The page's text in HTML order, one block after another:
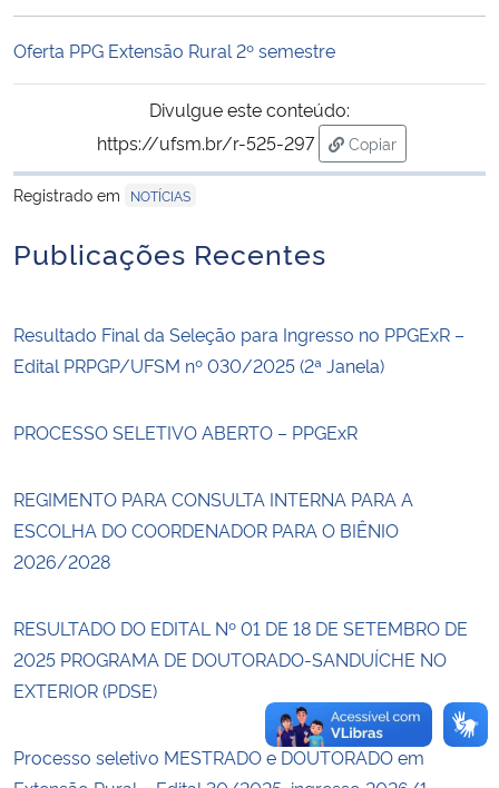
Ministério da Cidadania
Ministério de Minas e Energia
Ministério da Ciência, Tecnologia, Inovações e Comunicações
Ministério do Meio Ambiente
Ministério do Desenvolvimento Regional
Controladoria-Geral da União
Ministério da Mulher, da Família e dos Direitos Humanos
Gabinete de Segurança Institucional
Oferta PPG Extensão Rural 2º semestre
Divulgue este conteúdo:
https://ufsm.br/r-525-297
Copiar
para área de
Registrado em
NOTÍCIAS
Publicações Recentes
Resultado Final da Seleção para Ingresso no PPGExR –
Edital PRPGP/UFSM nº 030/2025 (2ª Janela)
PROCESSO SELETIVO ABERTO – PPGExR
REGIMENTO PARA CONSULTA INTERNA PARA A
ESCOLHA DO COORDENADOR PARA O BIÊNIO
2026/2028
RESULTADO DO EDITAL Nº 01 DE 18 DE SETEMBRO DE
2025 PROGRAMA DE DOUTORADO-SANDUÍCHE NO
EXTERIOR (PDSE)
Processo seletivo MESTRADO e DOUTORADO em